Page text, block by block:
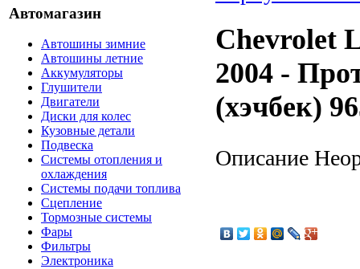
Автомагазин
Автошины зимние
Автошины летние
Аккумуляторы
Глушители
Двигатели
Диски для колес
Кузовные детали
Подвеска
Системы отопления и
охлаждения
Системы подачи топлива
Сцепление
Тормозные системы
Фары
Фильтры
Электроника
Chevrolet
2004 -
(хэчбек)
Описание